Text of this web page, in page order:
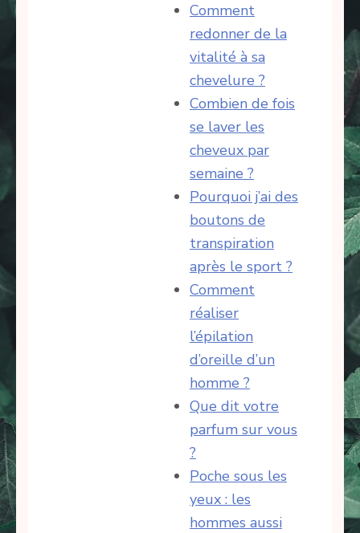
Comment
redonner de la
vitalité à sa
chevelure ?
Combien de fois
se laver les
cheveux par
semaine ?
Pourquoi j’ai des
boutons de
transpiration
après le sport ?
Comment
réaliser
l’épilation
d’oreille d’un
homme ?
Que dit votre
parfum sur vous
?
Poche sous les
yeux : les
hommes aussi